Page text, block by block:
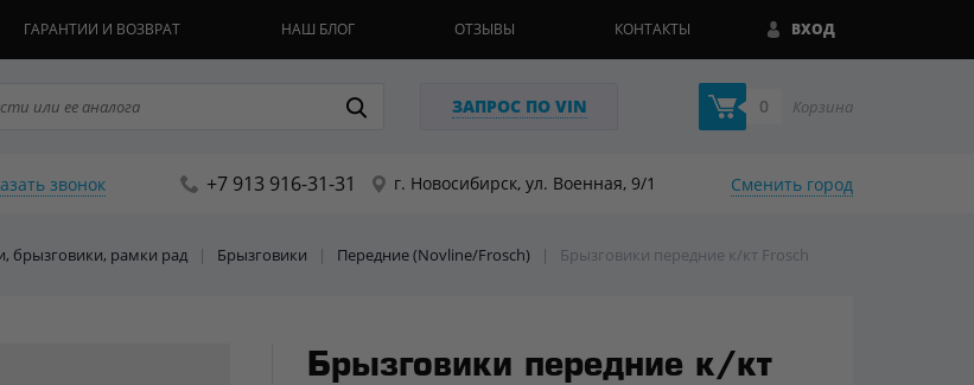
ВХОД
ГАРАНТИИ И ВОЗВРАТ НАШ БЛОГ ОТЗЫВЫ КОНТАКТЫ
ЗАПРОС ПО VIN 0 Корзина
звонок +7 913 916-31-31 г. Новосибирск, ул. Военная, 9/1 Сменить город
брызговики, рамки рад | Брызговики | Передние (Novline/Frosch) | Брызговики передние к/кт Frosch
Брызговики передние к/кт